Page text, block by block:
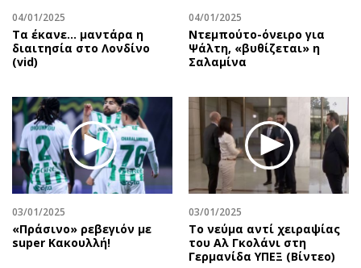
04/01/2025
Τα έκανε… μαντάρα η
διαιτησία στο Λονδίνο
(vid)
04/01/2025
Ντεμπούτο-όνειρο για
Ψάλτη, «βυθίζεται» η
Σαλαμίνα
03/01/2025
«Πράσινο» ρεβεγιόν με
super Κακουλλή!
03/01/2025
Το νεύμα αντί χειραψίας
του Αλ Γκολάνι στη
Γερμανίδα ΥΠΕΞ (Βίντεο)